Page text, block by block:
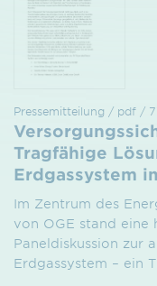
Pressemitteilung / pdf /
Tragfähige
Erdgassystem
Im Zentrum des
von OGE stand eine
Paneldiskussion zur
Erdgassystem – ein